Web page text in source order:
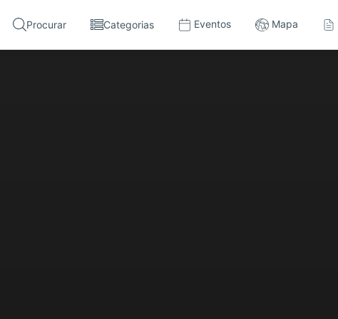
Procurar Categorias Eventos Mapa